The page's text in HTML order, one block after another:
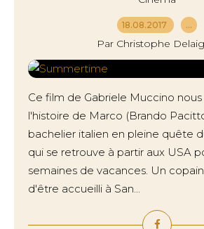
18.08.2017 …
Par Christophe
Ce film de Gabriele Muccino
l'histoire de Marco (Brando
bachelier italien en pleine quête
qui se retrouve à partir aux USA
semaines de vacances. Un
d'être accueilli à San...